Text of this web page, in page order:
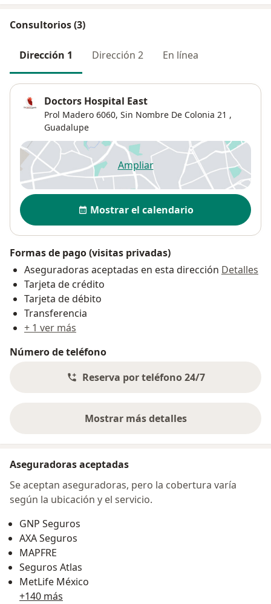
Consultorios (3)
Dirección 1 Dirección 2 En línea
Doctors Hospital East
Prol Madero 6060, Sin Nombre De Colonia 21 ,
Guadalupe
Ampliarse abre en una nueva
Disponibilidad
Mostrar el calendario
Formas de pago (visitas privadas)
Aseguradoras aceptadas en esta dirección Detalles
Tarjeta de crédito
Tarjeta de débito
Transferencia
+ 1 ver más
Número de teléfono
Reserva por teléfono 24/7
Mostrar más detalles
sobre la dirección
Aseguradoras aceptadas
Se aceptan aseguradoras, pero la cobertura varía
según la ubicación y el servicio.
GNP Seguros
AXA Seguros
MAPFRE
Seguros Atlas
MetLife México
+140 más